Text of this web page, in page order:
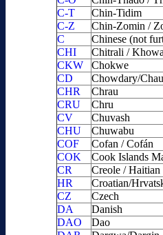
C-T
Chin-Tidim
C-Z
Chin-Zomin /
C
Chinese (not
CHI
Chitrali /
CKW
Chokwe
CD
Chowdary/
CHR
Chrau
CRU
Chru
CV
Chuvash
CHU
Chuwabu
COF
Cofan / Cofán
COK
Cook Islands
CR
Creole / Haitian
HR
Croatian/
CZ
Czech
DA
Danish
DAO
Dao